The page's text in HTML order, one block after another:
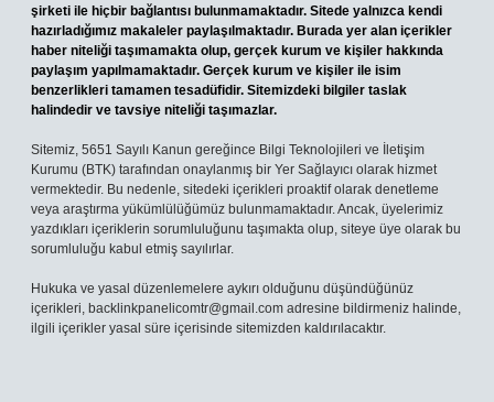
şirketi ile hiçbir bağlantısı bulunmamaktadır. Sitede yalnızca kendi
hazırladığımız makaleler paylaşılmaktadır. Burada yer alan içerikler
haber niteliği taşımamakta olup, gerçek kurum ve kişiler hakkında
paylaşım yapılmamaktadır. Gerçek kurum ve kişiler ile isim
benzerlikleri tamamen tesadüfidir. Sitemizdeki bilgiler taslak
halindedir ve tavsiye niteliği taşımazlar.
Sitemiz, 5651 Sayılı Kanun gereğince Bilgi Teknolojileri ve İletişim
Kurumu (BTK) tarafından onaylanmış bir Yer Sağlayıcı olarak hizmet
vermektedir. Bu nedenle, sitedeki içerikleri proaktif olarak denetleme
veya araştırma yükümlülüğümüz bulunmamaktadır. Ancak, üyelerimiz
yazdıkları içeriklerin sorumluluğunu taşımakta olup, siteye üye olarak bu
sorumluluğu kabul etmiş sayılırlar.
Hukuka ve yasal düzenlemelere aykırı olduğunu düşündüğünüz
içerikleri, backlinkpanelicomtr@gmail.com adresine bildirmeniz halinde,
ilgili içerikler yasal süre içerisinde sitemizden kaldırılacaktır.